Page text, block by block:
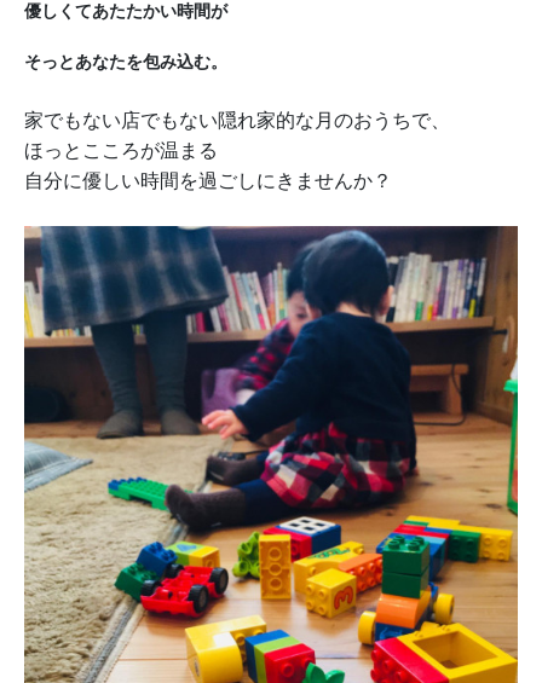
優しくてあたたかい時間が
そっとあなたを包み込む。
家でもない店でもない隠れ家的な月のおうちで、
ほっとこころが温まる
自分に優しい時間を過ごしにきませんか？